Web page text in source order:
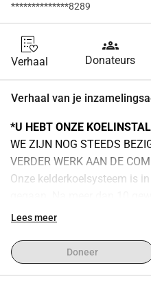
**************8289
Verhaal
groups
Donateurs
Verhaal van je
*U HEBT ONZE
WE ZIJN NOG STEEDS
VERDER WERK AAN DE
Onze kelderkoelsysteem is
CAMRA-prijzen voor onze
kosten voor oproepen en
om open te blijven in gevaar
Lees meer
Doneer